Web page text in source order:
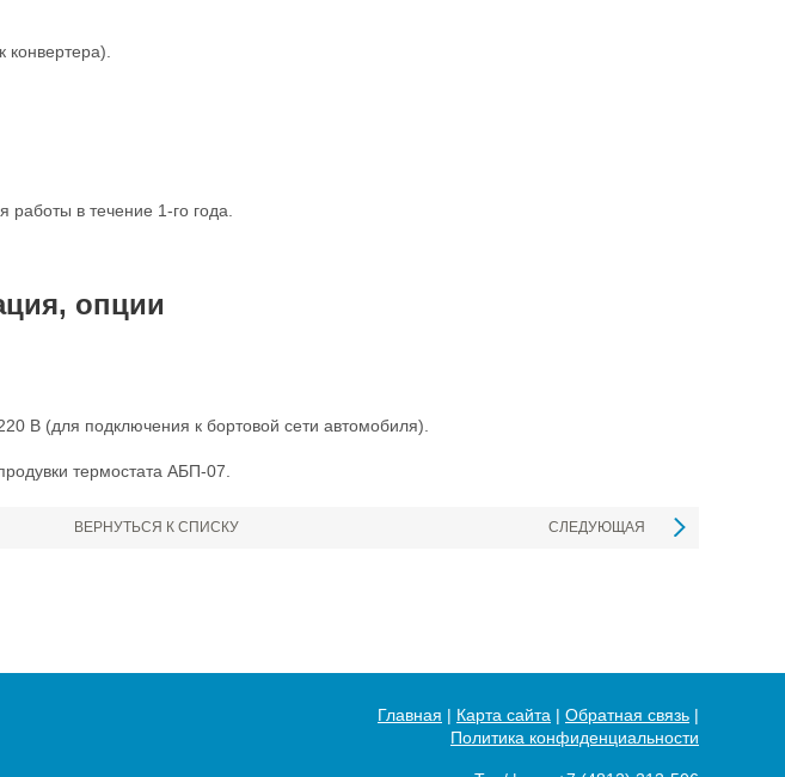
конвертера).
в течение 1-го года.
опции
В (для подключения к бортовой сети автомобиля).
термостата АБП-07.
ВЕРНУТЬСЯ К СПИСКУ СЛЕДУЮЩАЯ
Главная | Карта сайта | Обратная связь |
Политика конфиденциальности